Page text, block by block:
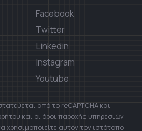
Facebook
Twitter
Linkedin
Instagram
Youtube
από το reCAPTCHA και
και οι όροι παροχής υπηρεσιών
χρησιμοποιείτε αυτόν τον ιστότοπο